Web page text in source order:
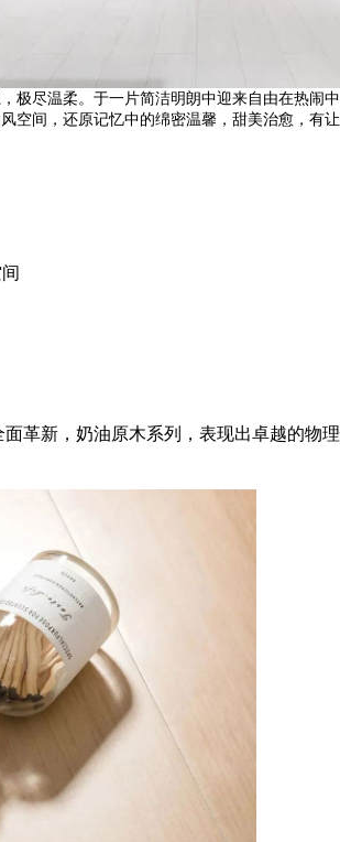
极尽温柔。于一片简洁明朗中迎来自由在热闹
空间，还原记忆中的绵密温馨，甜美治愈，有
革新，奶油原木系列，表现出卓越的物